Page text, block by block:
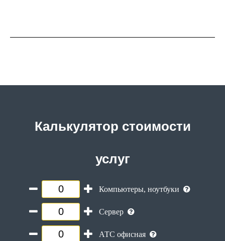
Калькулятор стоимости
услуг
Компьютеры, ноутбуки
Сервер
АТС офисная